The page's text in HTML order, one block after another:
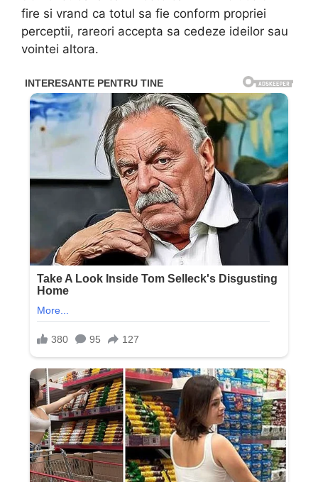
fire si vrand ca totul sa fie conform propriei
perceptii, rareori accepta sa cedeze ideilor sau
vointei altora.